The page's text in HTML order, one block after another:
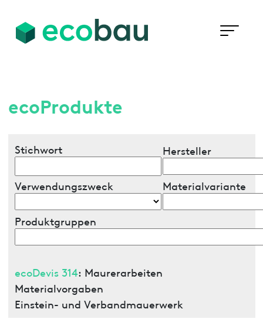
ecoProdukte
Stichwort Hersteller
Verwendungszweck Materialvariante
Produktgruppen
ecoDevis 314: Maurerarbeiten
Materialvorgaben
Einstein- und Verbandmauerwerk